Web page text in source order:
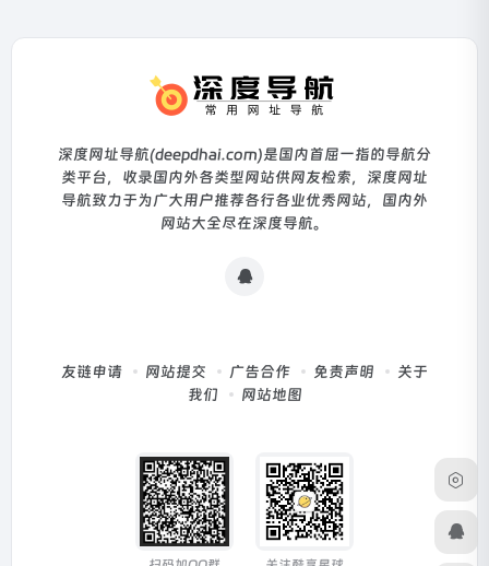
深度网址导航(deepdhai.com)是国内首屈一指的导航分
类平台，收录国内外各类型网站供网友检索，深度网址
导航致力于为广大用户推荐各行各业优秀网站，国内外
网站大全尽在深度导航。
友链申请 网站提交 广告合作 免责声明
关于
我们
网站地图